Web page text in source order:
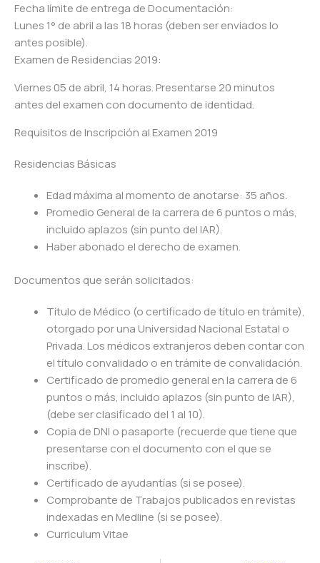
Fecha límite de entrega de Documentación:
Lunes 1° de abril a las 18 horas (deben ser enviados lo
antes posible).
Examen de Residencias 2019:
Viernes 05 de abril, 14 horas. Presentarse 20 minutos
antes del examen con documento de identidad.
Requisitos de Inscripción al Examen 2019
Residencias Básicas
Edad máxima al momento de anotarse: 35 años.
Promedio General de la carrera de 6 puntos o más,
incluido aplazos (sin punto del IAR).
Haber abonado el derecho de examen.
Documentos que serán solicitados:
Título de Médico (o certificado de título en trámite),
otorgado por una Universidad Nacional Estatal o
Privada. Los médicos extranjeros deben contar con
el título convalidado o en trámite de convalidación.
Certificado de promedio general en la carrera de 6
puntos o más, incluido aplazos (sin punto de IAR),
(debe ser clasificado del 1 al 10).
Copia de DNI o pasaporte (recuerde que tiene que
presentarse con el documento con el que se
inscribe).
Certificado de ayudantías (si se posee).
Comprobante de Trabajos publicados en revistas
indexadas en Medline (si se posee).
Curriculum Vitae